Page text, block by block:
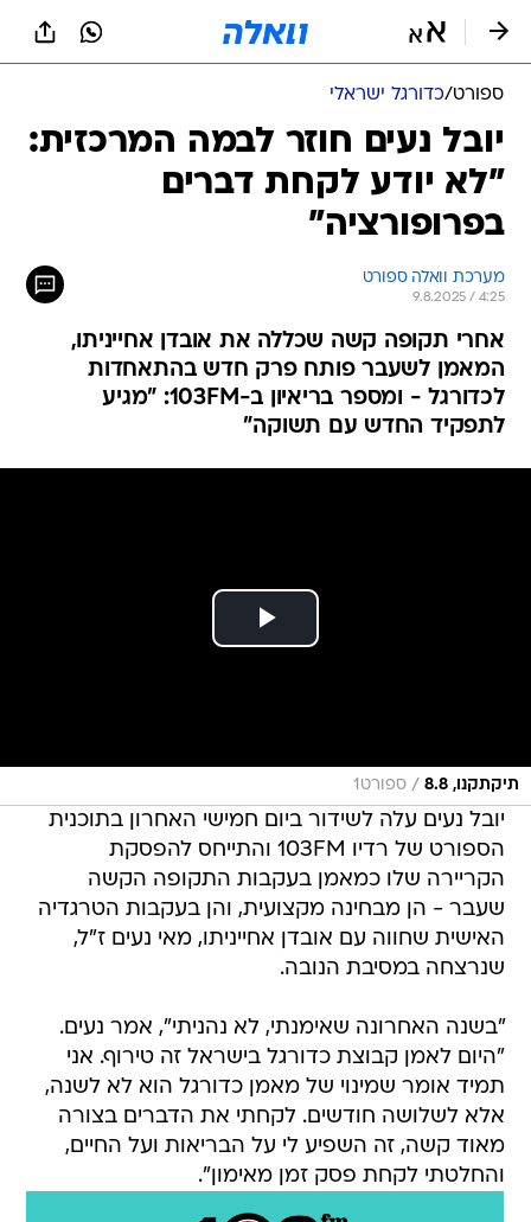
ספורט/כדורגל ישראלי
יובל נעים חוזר לבמה המרכזית:
"לא יודע לקחת דברים
בפרופורציה"
מערכת וואלה ספורט
9.8.2025 / 4:25
אחרי תקופה קשה שכללה את אובדן אחייניתו,
המאמן לשעבר פותח פרק חדש בהתאחדות
לכדורגל - ומספר בריאיון ב-103FM: "מגיע
לתפקיד החדש עם תשוקה"
תיקתקנו, 8.8 / ספורט1
יובל נעים עלה לשידור ביום חמישי האחרון בתוכנית
הספורט של רדיו 103FM והתייחס להפסקת
הקריירה שלו כמאמן בעקבות התקופה הקשה
שעבר - הן מבחינה מקצועית, והן בעקבות הטרגדיה
האישית שחווה עם אובדן אחייניתו, מאי נעים ז"ל,
שנרצחה במסיבת הנובה.
"בשנה האחרונה שאימנתי, לא נהניתי", אמר נעים.
"היום לאמן קבוצת כדורגל בישראל זה טירוף. אני
תמיד אומר שמינוי של מאמן כדורגל הוא לא לשנה,
אלא לשלושה חודשים. לקחתי את הדברים בצורה
מאוד קשה, זה השפיע לי על הבריאות ועל החיים,
והחלטתי לקחת פסק זמן מאימון".